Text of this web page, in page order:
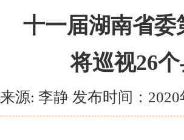
十一届湖南省
将巡视26
来源: 李静 发布时间：